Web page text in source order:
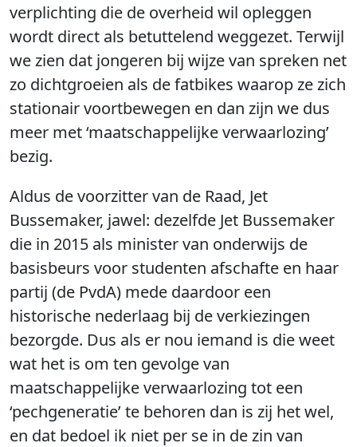
verplichting die de overheid wil opleggen
wordt direct als betuttelend weggezet. Terwijl
we zien dat jongeren bij wijze van spreken net
zo dichtgroeien als de fatbikes waarop ze zich
stationair voortbewegen en dan zijn we dus
meer met ‘maatschappelijke verwaarlozing’
bezig.
Aldus de voorzitter van de Raad, Jet
Bussemaker, jawel: dezelfde Jet Bussemaker
die in 2015 als minister van onderwijs de
basisbeurs voor studenten afschafte en haar
partij (de PvdA) mede daardoor een
historische nederlaag bij de verkiezingen
bezorgde. Dus als er nou iemand is die weet
wat het is om ten gevolge van
maatschappelijke verwaarlozing tot een
‘pechgeneratie’ te behoren dan is zij het wel,
en dat bedoel ik niet per se in de zin van